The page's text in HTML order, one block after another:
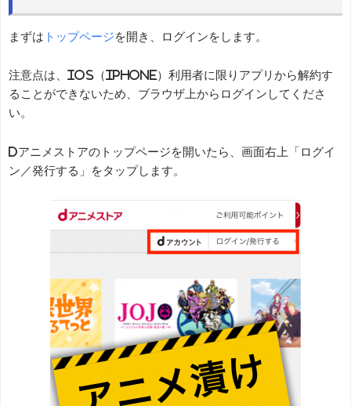
まずは トップページ を開き、ログインをします。
注意点は、IOS（iPhone）利用者に限りアプリから解約す
ることができないため、ブラウザ上からログインしてくださ
い。
dアニメストアのトップページを開いたら、画面右上「ログイ
ン／発行する」をタップします。